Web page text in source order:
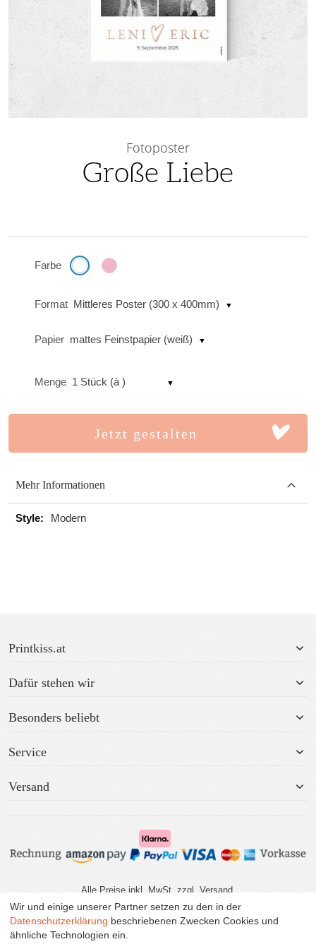
gallery
Fotoposter
Große Liebe
Menge 1 Stück (à )
Farbe
Format Mittleres Poster (300 x 400mm)
Papier mattes Feinstpapier (weiß)
Jetzt gestalten
Mehr Informationen
Mehr
Modern
Printkiss.at
Dafür stehen wir
Besonders beliebt
Service
Versand
Alle Preise inkl. MwSt. zzgl. Versand.
Wir und einige unserer Partner setzen zu den in der
Datenschutzerklärung beschriebenen Zwecken Cookies und
ähnliche Technologien ein.